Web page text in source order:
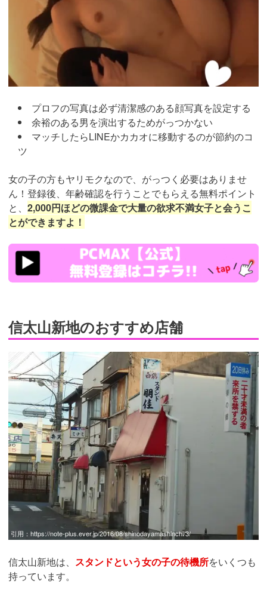
プロフの写真は必ず清潔感のある顔写真を設定する
余裕のある男を演出するためがっつかない
マッチしたらLINEかカカオに移動するのが節約のコ
ツ
女の子の方もヤリモクなので、がっつく必要はありませ
ん！登録後、年齢確認を行うことでもらえる無料ポイント
と、 2,000円ほどの微課金で大量の欲求不満女子と会うこ
とができますよ！
https://pcmax.jp/lp/?
ad_id=rm307152
信太山新地のおすすめ店舗
引用： https://note-plus.ever.jp/2016/08/shinodayamashinchi/3/
信太山新地は、 スタンドという女の子の待機所をいくつも
持っています。